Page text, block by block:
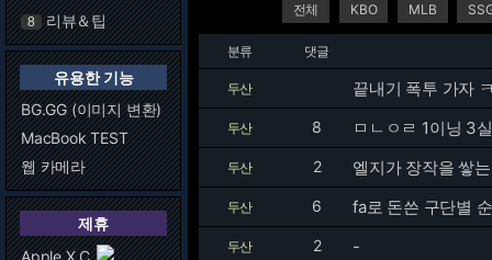
8 리뷰＆팁
유용한 기능
BG.GG (이미지 변환)
MacBook TEST
웹 카메라
제휴
Apple X C
전체 KBO MLB
분류 댓글
두산 끝내기 폭투 가자
두산 8 ㅁㄴㅇㄹ 1이닝 3
두산 2 엘지가 장작을 쌓
두산 6 fa로 돈쓴 구단별
두산 2 -